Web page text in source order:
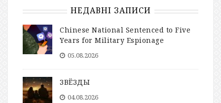
НЕДАВНІ ЗАПИСИ
Chinese National Sentenced to Five
Years for Military Espionage
05.08.2026
ЗВЁЗДЫ
04.08.2026